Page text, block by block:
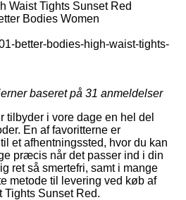
Waist Tights Sunset Red
Bodies Women
better-bodies-high-waist-tights-
baseret på 31 anmeldelser
tilbyder i vore dage en hel del
En af favoritterne er
et afhentningssted, hvor du kan
præcis når det passer ind i din
ret så smertefri, samt i mange
metode til levering ved køb af
Tights Sunset Red.